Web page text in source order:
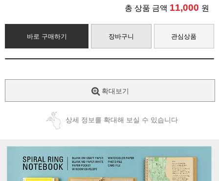
총 상품 금액 11,000 원
바로 구매하기 장바구니 관심상품
확대보기
상세 정보를 확대해 보실 수 있습니다